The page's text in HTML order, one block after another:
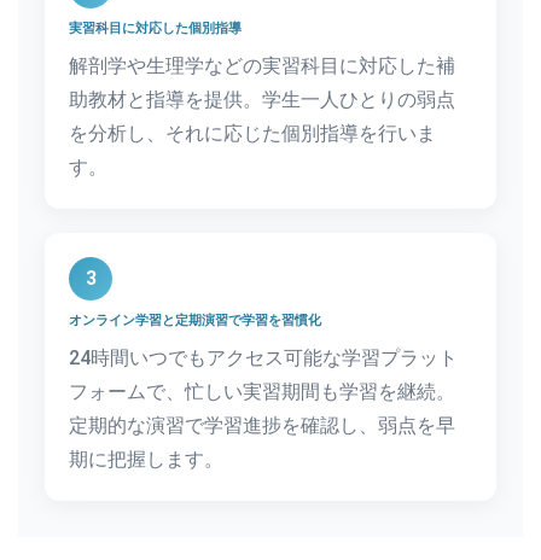
実習科目に対応した個別指導
解剖学や生理学などの実習科目に対応した補
助教材と指導を提供。学生一人ひとりの弱点
を分析し、それに応じた個別指導を行いま
す。
3
オンライン学習と定期演習で学習を習慣化
24時間いつでもアクセス可能な学習プラット
フォームで、忙しい実習期間も学習を継続。
定期的な演習で学習進捗を確認し、弱点を早
期に把握します。